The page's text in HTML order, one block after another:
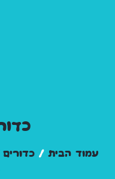
עמוד הבית /כדורים